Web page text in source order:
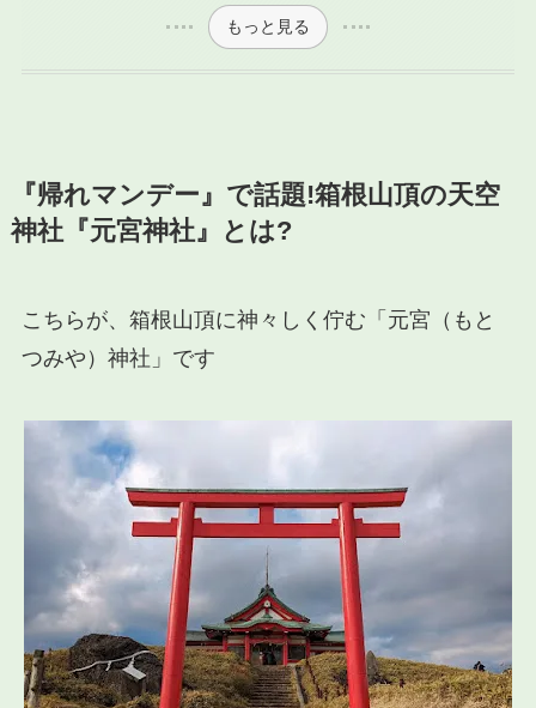
もっと見る
『帰れマンデー』で話題!箱根山頂の天空
神社『元宮神社』とは?
こちらが、箱根山頂に神々しく佇む「元宮（もと
つみや）神社」です